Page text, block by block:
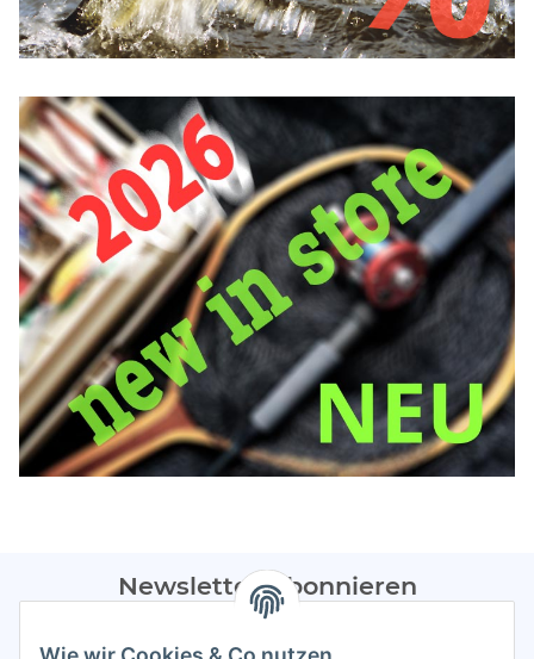
Newsletter Abonnieren
Bitte sendet mir entsprechend eurer